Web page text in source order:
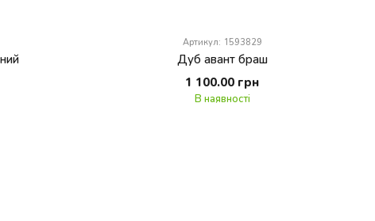
Артикул: 1593829
Дуб авант браш
1 100.00 грн
В наявності